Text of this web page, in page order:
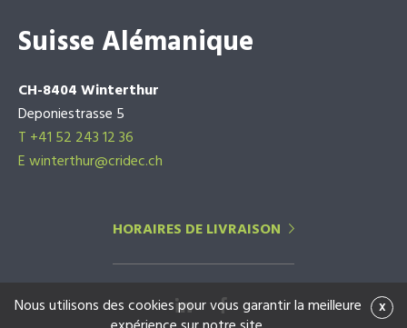
Suisse Alémanique
CH-8404 Winterthur
Deponiestrasse 5
T +41 52 243 12 36
E winterthur@cridec.ch
HORAIRES DE LIVRAISON
x
Nous utilisons des cookies pour vous garantir la meilleure